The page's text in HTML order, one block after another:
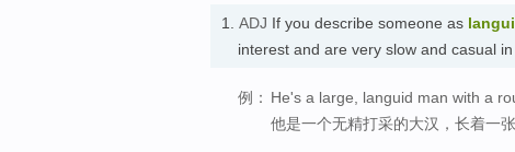
1. ADJ If you describe someone as
interest and are very slow and casual
例： He's a large, languid man with a
他是一个无精打采的大汉，长着一